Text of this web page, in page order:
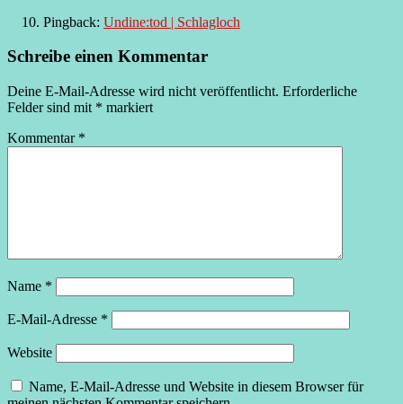
Pingback: Undine:tod | Schlagloch
Schreibe einen Kommentar
Deine E-Mail-Adresse wird nicht veröffentlicht. Erforderliche
Felder sind mit * markiert
Kommentar *
Name *
E-Mail-Adresse *
Website
Name, E-Mail-Adresse und Website in diesem Browser für